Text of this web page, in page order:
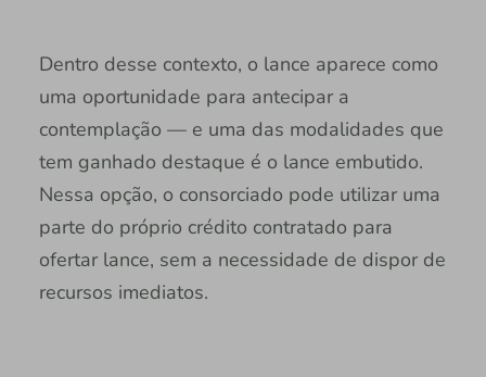
Dentro desse contexto, o lance aparece como
uma oportunidade para antecipar a
contemplação — e uma das modalidades que
tem ganhado destaque é o lance embutido.
Nessa opção, o consorciado pode utilizar uma
parte do próprio crédito contratado para
ofertar lance, sem a necessidade de dispor de
recursos imediatos.